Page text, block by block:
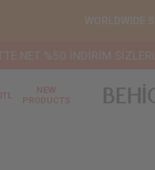
WORLDWIDE
İNDİRİM SİZLERLE
NEW
PRODUCTS